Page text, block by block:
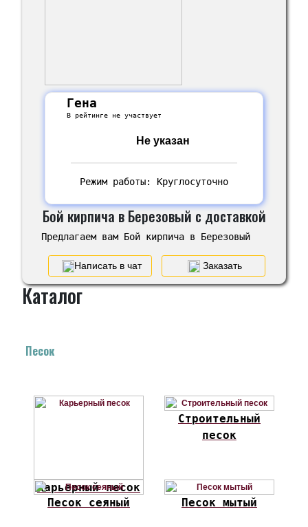
Гена
В рейтинге не участвует
Не указан
Режим работы: Круглосуточно
Бой кирпича в Березовый с доставкой
Предлагаем вам Бой кирпича в Березовый
Написать в чат Заказать
Каталог
Песок
Карьерный песок
Строительный
песок
Песок сеяный Песок мытый